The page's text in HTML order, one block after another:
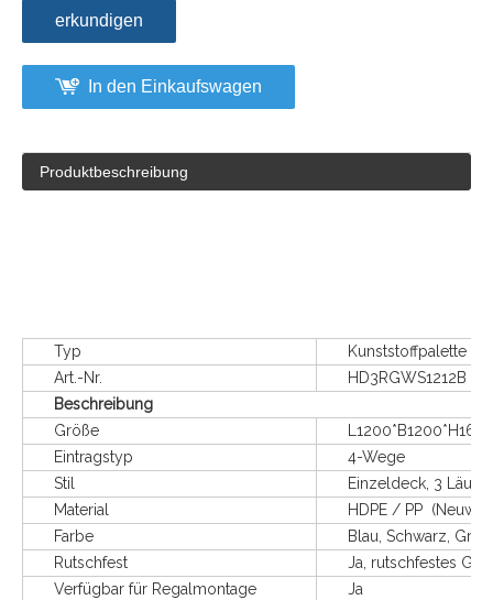
erkundigen
In den Einkaufswagen
Produktbeschreibung
Typ
Kunststoffpalette mit
Art.-Nr.
HD3RGWS1212B
Beschreibung
Größe
Eintragstyp
4-Wege
Stil
Einzeldeck, 3 Läufer,
Material
HDPE / PP
Farbe
Blau, Schwarz, Grau
Rutschfest
Ja, rutschfestes
Verfügbar für Regalmontage
Ja